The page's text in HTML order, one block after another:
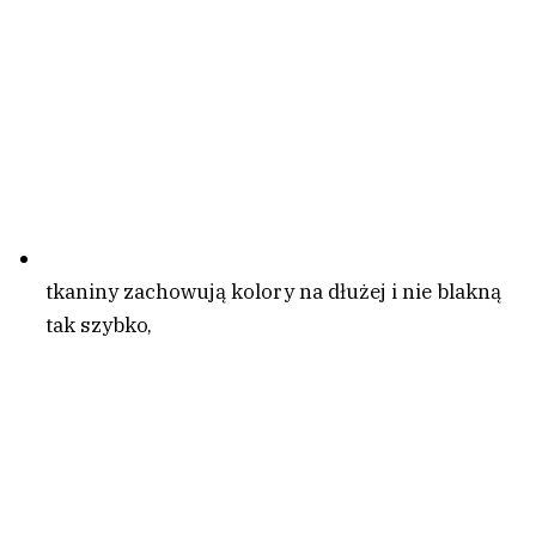
tkaniny zachowują kolory na dłużej i nie blakną
tak szybko,